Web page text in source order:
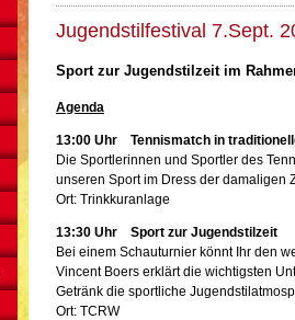
Jugendstilfestival 7.Sept.
Sport zur Jugendstilzeit im
Agenda
13:00 Uhr Tennismatch in
Die Sportlerinnen und Sportler des
unseren Sport im Dress der damaligen
Ort: Trinkkuranlage
13:30 Uhr Sport zur Jugendstilzeit
Bei einem Schauturnier könnt Ihr den
Vincent Boers erklärt die wichtigsten
Getränk die sportliche
Ort: TCRW